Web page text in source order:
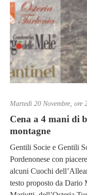
Martedì 20 Novembre, ore
Cena a 4 mani di
montagne
Gentili Socie e Gentili
Pordenonese con
alcuni Cuochi
testo proposto da Dario